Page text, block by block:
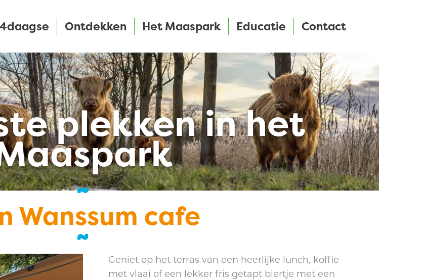
Ontdekken Het Maaspark Educatie Contact
plekken in het
Wanssum cafe
Geniet op het terras van een heerlijke lunch, koffie
met vlaai of een lekker fris getapt biertje met een